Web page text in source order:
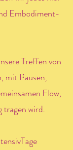
Embodiment-
Treffen von
mit Pausen,
Flow,
tragen wird.